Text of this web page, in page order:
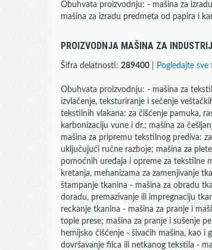
Obuhvata proizvodnju: - mašina za
mašina za izradu predmeta od papira i
PROIZVODNJA MAŠINA ZA
Šifra delatnosti: 289400 Pogledajte
Obuhvata proizvodnju: - mašina za
izvlačenje, teksturiranje i sečenje
tekstilnih vlakana: za čišćenje pamuka,
karbonizaciju vune i dr.; mašina za
mašina za pripremu tekstilnog prediva:
uključujući ručne razboje; mašina za
pomoćnih uređaja i opreme za tekstilne
kretanja, mehanizama za zamenjivanje
štampanje tkanina - mašina za obradu
doradu, premazivanje ili impregnaciju
reckanje tkanina - mašina za pranje i
tople prese; mašina za pranje i sušenje
hemijsko čišćenje - šivaćih mašina, kao i
dovršavanje filca ili netkanog tekstila -